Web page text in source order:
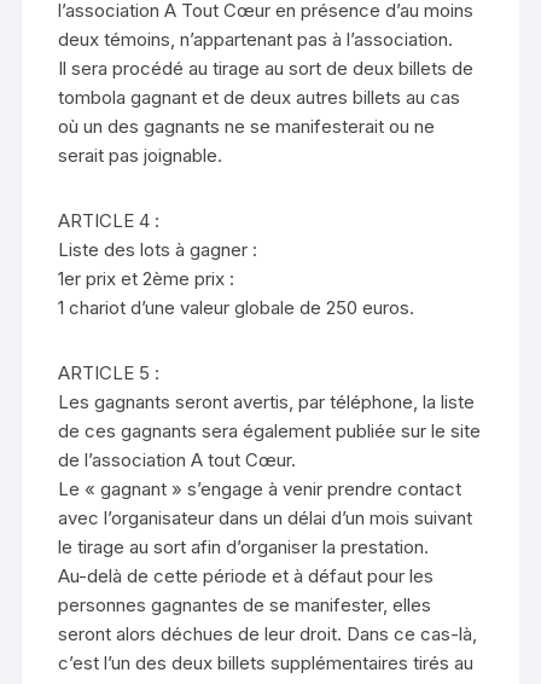
l’association A Tout Cœur en présence d’au moins
deux témoins, n’appartenant pas à l’association.
Il sera procédé au tirage au sort de deux billets de
tombola gagnant et de deux autres billets au cas
où un des gagnants ne se manifesterait ou ne
serait pas joignable.
ARTICLE 4 :
Liste des lots à gagner :
1er prix et 2ème prix :
1 chariot d’une valeur globale de 250 euros.
ARTICLE 5 :
Les gagnants seront avertis, par téléphone, la liste
de ces gagnants sera également publiée sur le site
de l’association A tout Cœur.
Le « gagnant » s’engage à venir prendre contact
avec l’organisateur dans un délai d’un mois suivant
le tirage au sort afin d’organiser la prestation.
Au-delà de cette période et à défaut pour les
personnes gagnantes de se manifester, elles
seront alors déchues de leur droit. Dans ce cas-là,
c’est l’un des deux billets supplémentaires tirés au